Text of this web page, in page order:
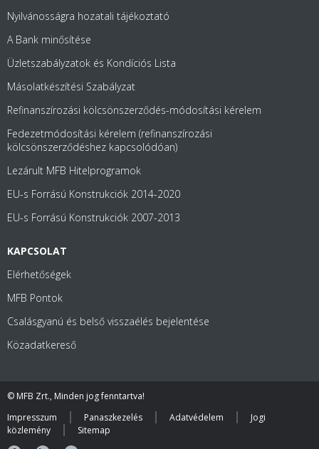
Nyilvánosságra hozatali tájékoztató
A Bank minősítése
Üzletszabályzatok és Kondíciós Lista
Másolatkészítési Szabályzat
Refinanszírozási kölcsönszerződés-módosítási kérelem
Fedezetmódosítási kérelem (refinanszírozási
kölcsönszerződéshez kapcsolódóan)
Lezárult MFB Hitelprogramok
EU-s Forrású Konstrukciók 2014-2020
EU-s Forrású Konstrukciók 2007-2013
KAPCSOLAT
Elérhetőségek
MFB Pontok
Csalásgyanú és belső visszaélés bejelentése
Közadatkereső
© MFB Zrt., Minden jog fenntartva!
Impresszum
Panaszkezelés Adatvédelem
Jogi
közlemény
Sitemap